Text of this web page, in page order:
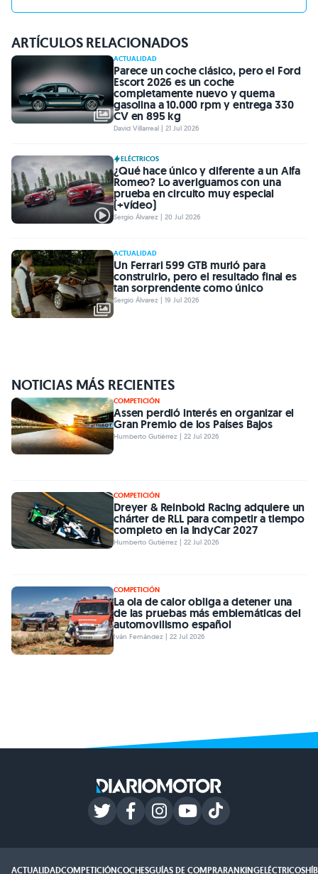
ARTÍCULOS RELACIONADOS
ACTUALIDAD
Parece un coche clásico, pero el Ford
Escort 2026 es un coche
completamente nuevo y quema
gasolina a 10.000 rpm y entrega 330
CV en 895 kg
David Villarreal | 21 Jul 2026
ELÉCTRICOS
¿Qué hace único y diferente a un Alfa
Romeo? Lo averiguamos con una
prueba en circuito muy especial
(+vídeo)
Sergio Álvarez | 20 Jul 2026
ACTUALIDAD
Un Ferrari 599 GTB murió para
construirlo, pero el resultado final es
tan sorprendente como único
Sergio Álvarez | 19 Jul 2026
NOTICIAS MÁS RECIENTES
COMPETICIÓN
Assen perdió interés en organizar el
Gran Premio de los Países Bajos
Humberto Gutiérrez | 22 Jul 2026
COMPETICIÓN
Dreyer & Reinbold Racing adquiere un
chárter de RLL para competir a tiempo
completo en la IndyCar 2027
Humberto Gutiérrez | 22 Jul 2026
COMPETICIÓN
La ola de calor obliga a detener una
de las pruebas más emblemáticas del
automovilismo español
Iván Fernández | 22 Jul 2026
ACTUALIDADCOMPETICIÓNCOCHESGUÍAS DE COMPRARANKINGELÉCTRICOS